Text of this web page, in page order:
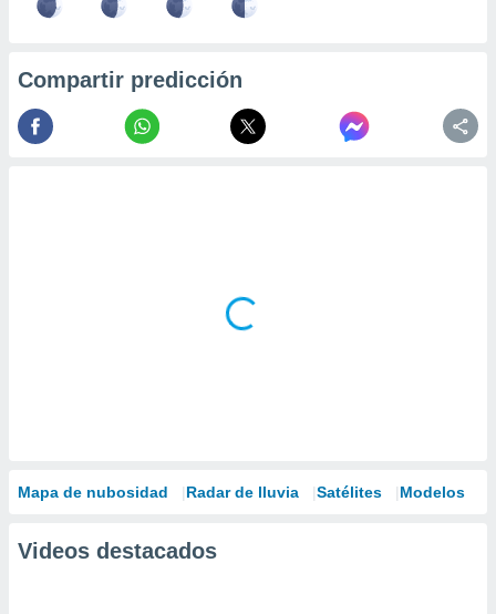
Compartir predicción
Mapa de nubosidad Radar de lluvia Satélites Modelos
Videos destacados